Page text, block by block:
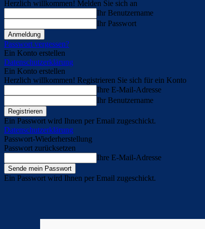
Herzlich willkommen! Melden Sie sich an
Ihr Benutzername
Ihr Passwort
Passwort vergessen?
Ein Konto erstellen
Datenschutzerklärung
Ein Konto erstellen
Herzlich willkommen! Registrieren Sie sich für ein Konto
Ihre E-Mail-Adresse
Ihr Benutzername
Ein Passwort wird Ihnen per Email zugeschickt.
Datenschutzerklärung
Passwort-Wiederherstellung
Passwort zurücksetzen
Ihre E-Mail-Adresse
Ein Passwort wird Ihnen per Email zugeschickt.